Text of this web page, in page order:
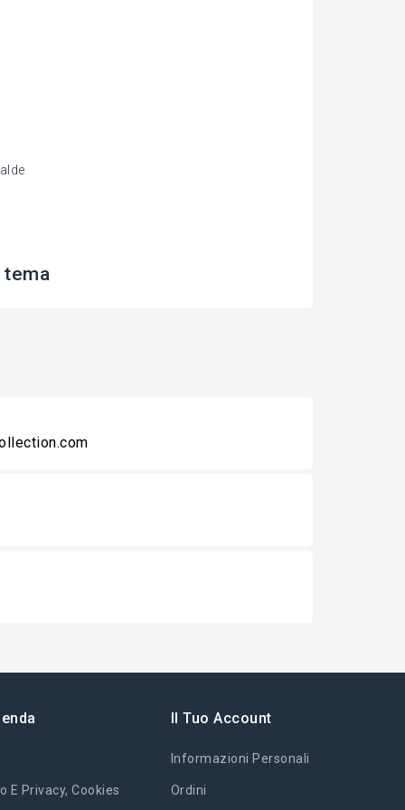
tema
E Privacy, Cookies
Il Tuo Account
Informazioni Personali
Ordini